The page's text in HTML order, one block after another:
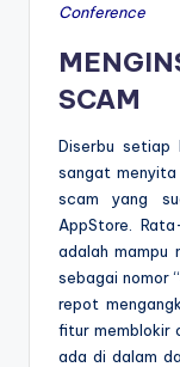
Conference
SCAM
Diserbu setiap
sangat
scam yang
AppStore.
adalah mampu
sebagai nomor
repot
fitur memblokir
ada di dalam